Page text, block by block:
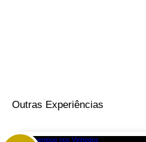
Outras Experiências